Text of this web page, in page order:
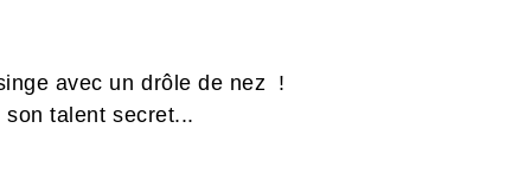
avec un drôle de nez !
talent secret...